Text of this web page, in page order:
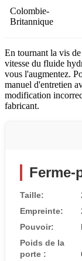
Colombie-
Britannique
En tournant la vis
vitesse du fluide
vous l'augmentez.
manuel d'entretien
modification
fabricant.
Ferme-
Taille:
Empreinte:
Pouvoir:
Poids de la
porte :